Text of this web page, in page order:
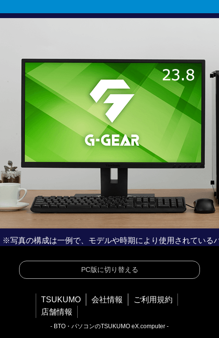
※写真の構成は一例で、モデルや時期により使用されている
PC版に切り替える
TSUKUMO 会社情報
ご利用規約
店舗情報
- BTO・パソコンのTSUKUMO eX.computer -